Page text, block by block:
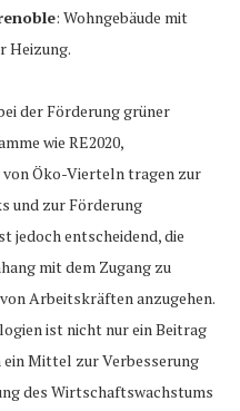
: Wohngebäude mit
Heizung.
der Förderung grüner
wie RE2020,
von Öko-Vierteln tragen zur
und zur Förderung
jedoch entscheidend, die
mit dem Zugang zu
Arbeitskräften anzugehen.
ist nicht nur ein Beitrag
Mittel zur Verbesserung
des Wirtschaftswachstums